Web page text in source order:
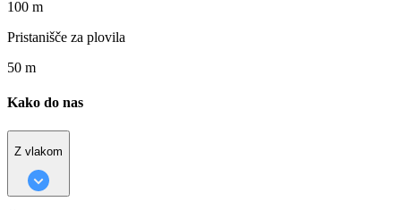
100 m
Pristanišče za plovila
50 m
Kako do nas
Z vlakom